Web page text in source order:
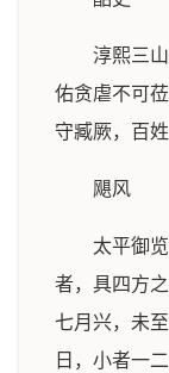
淳熙三
佑贪虐不可
守臧厥，百
飓风
太平御
者，具四方
七月兴，未
日，小者一